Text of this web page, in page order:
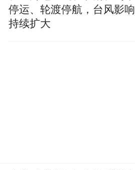
停运、轮渡停航，台风影响
持续扩大